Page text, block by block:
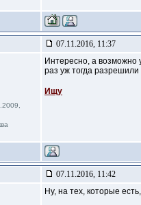
07.11.2016, 11:37
Интересно, а возможно
раз уж тогда
Ищу
07.11.2016, 11:42
Ну, на тех, которые